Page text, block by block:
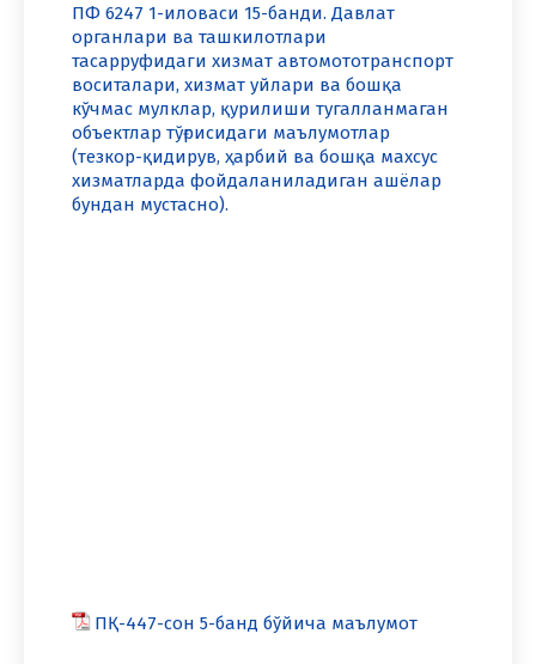
ПФ 6247 1-иловаси 15-банди. Давлат
органлари ва ташкилотлари
тасарруфидаги хизмат автомототранспорт
воситалари, хизмат уйлари ва бошқа
кўчмас мулклар, қурилиши тугалланмаган
объектлар тўғрисидаги маълумотлар
(тезкор-қидирув, ҳарбий ва бошқа махсус
хизматларда фойдаланиладиган ашёлар
бундан мустасно).
ПҚ-447-сон 5-банд бўйича маълумот